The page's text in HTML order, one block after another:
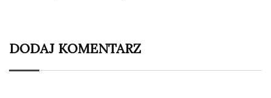
DODAJ KOMENTARZ